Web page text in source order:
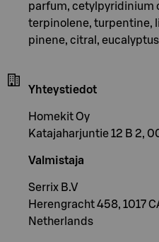
parfum, cetylpyridinium
terpinolene, turpentine,
pinene, citral,
Yhteystiedot
Homekit Oy
Katajaharjuntie 12 B 2,
Valmistaja
Serrix B.V
Herengracht 458, 1017
Netherlands